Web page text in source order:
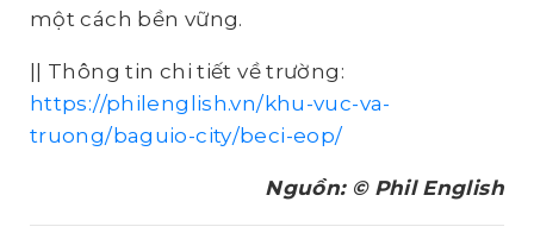
một cách bền vững.
|| Thông tin chi tiết về trường:
https://philenglish.vn/khu-vuc-va-
truong/baguio-city/beci-eop/
Nguồn: © Phil English